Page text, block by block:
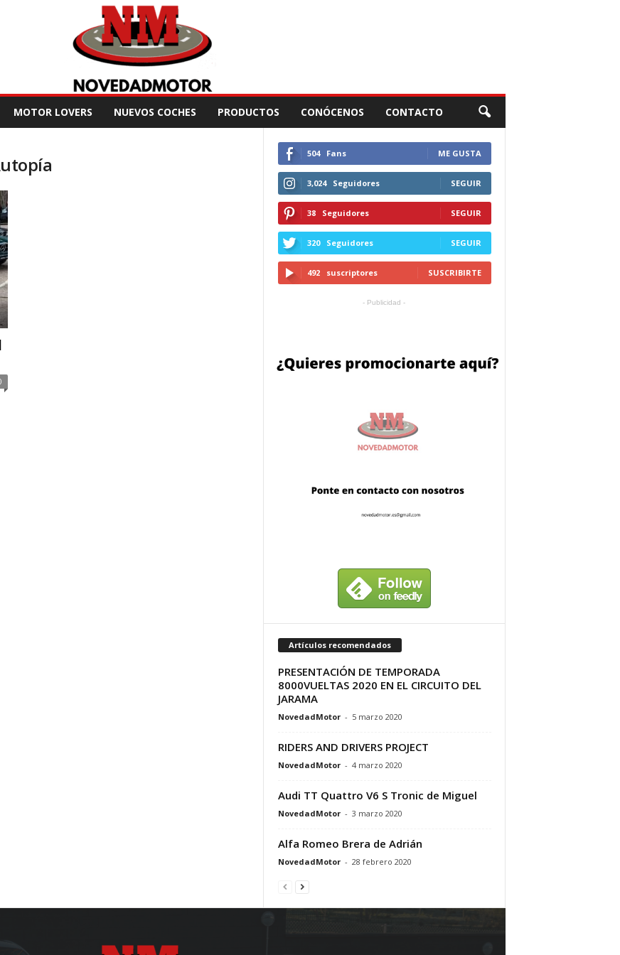
MOTOR LOVERS NUEVOS COCHES PRODUCTOS CONÓCENOS CONTACTO
504 Fans ME GUSTA
3,024 Seguidores SEGUIR
38 Seguidores SEGUIR
320 Seguidores SEGUIR
492 suscriptores SUSCRIBIRTE
- Publicidad -
Artículos recomendados
PRESENTACIÓN DE TEMPORADA
8000VUELTAS 2020 EN EL CIRCUITO DEL
JARAMA
NovedadMotor - 5 marzo 2020
RIDERS AND DRIVERS PROJECT
NovedadMotor - 4 marzo 2020
Audi TT Quattro V6 S Tronic de Miguel
NovedadMotor - 3 marzo 2020
Alfa Romeo Brera de Adrián
NovedadMotor - 28 febrero 2020